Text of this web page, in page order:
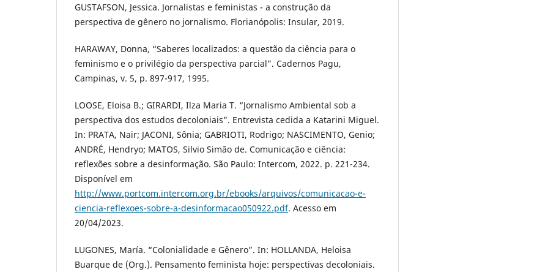
GUSTAFSON, Jessica. Jornalistas e feministas - a construção da
perspectiva de gênero no jornalismo. Florianópolis: Insular, 2019.
HARAWAY, Donna, “Saberes localizados: a questão da ciência para o
feminismo e o privilégio da perspectiva parcial”. Cadernos Pagu,
Campinas, v. 5, p. 897-917, 1995.
LOOSE, Eloisa B.; GIRARDI, Ilza Maria T. “Jornalismo Ambiental sob a
perspectiva dos estudos decoloniais”. Entrevista cedida a Katarini Miguel.
In: PRATA, Nair; JACONI, Sônia; GABRIOTI, Rodrigo; NASCIMENTO, Genio;
ANDRÉ, Hendryo; MATOS, Silvio Simão de. Comunicação e ciência:
reflexões sobre a desinformação. São Paulo: Intercom, 2022. p. 221-234.
Disponível em
http://www.portcom.intercom.org.br/ebooks/arquivos/comunicacao-e-
ciencia-reflexoes-sobre-a-desinformacao050922.pdf. Acesso em
20/04/2023.
LUGONES, María. “Colonialidade e Gênero”. In: HOLLANDA, Heloisa
Buarque de (Org.). Pensamento feminista hoje: perspectivas decoloniais.